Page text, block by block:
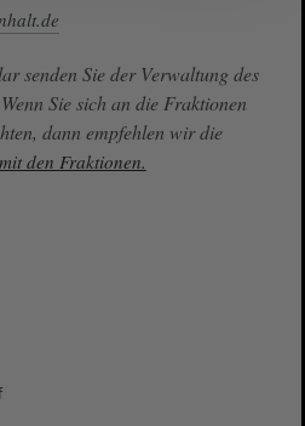
senden Sie der Verwaltung des
Sie sich an die Fraktionen
dann empfehlen wir die
den Fraktionen.